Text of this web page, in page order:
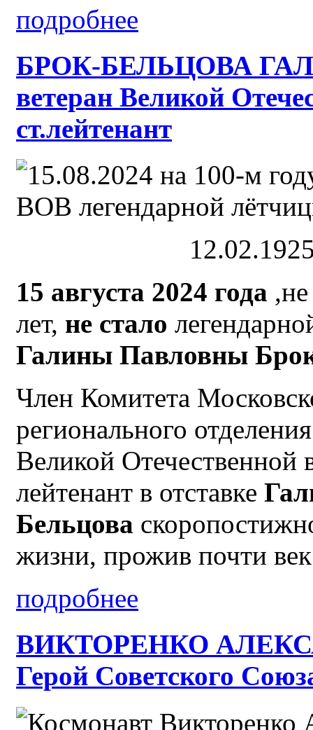
подробнее
БРОК-БЕЛЬЦОВА
ветеран Великой
ст.лейтенант
15 августа 2024 года
лет, не стало
Галины Павловны
Член Комитета
регионального
Великой Отечественной
лейтенант в отставке
Бельцова
жизни, прожив почти
подробнее
ВИКТОРЕНКО
Герой Советского